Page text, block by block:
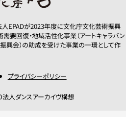
人EPADが2023年度に文化庁文化芸術振興
要回復・地域活性化事業（アートキャラバン
興会）の助成を受けた事業の一環として作
プライバシーポリシー
人ダンスアーカイヴ構想